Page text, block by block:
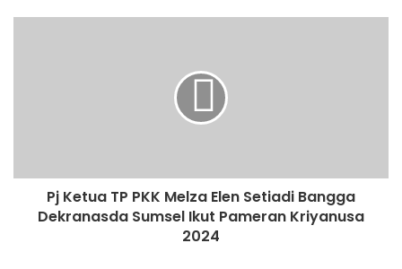
Pj Ketua TP PKK Melza Elen Setiadi Bangga
Dekranasda Sumsel Ikut Pameran Kriyanusa
2024